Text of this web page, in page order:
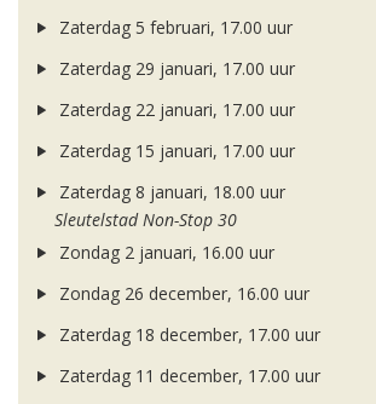
Zaterdag 5 februari, 17.00 uur
Zaterdag 29 januari, 17.00 uur
Zaterdag 22 januari, 17.00 uur
Zaterdag 15 januari, 17.00 uur
Zaterdag 8 januari, 18.00 uur
Sleutelstad Non-Stop 30
Zondag 2 januari, 16.00 uur
Zondag 26 december, 16.00 uur
Zaterdag 18 december, 17.00 uur
Zaterdag 11 december, 17.00 uur